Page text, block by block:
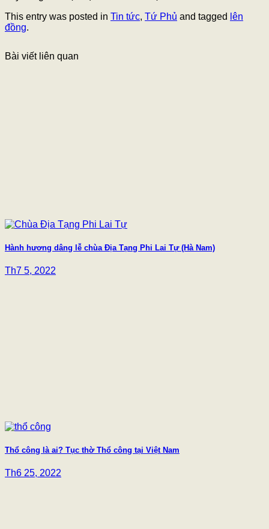
This entry was posted in Tin tức, Tứ Phủ and tagged lên
đồng.
Bài viết liên quan
Hành hương dâng lễ chùa Địa Tạng Phi Lai Tự (Hà Nam)
Th7 5, 2022
Thổ công là ai? Tục thờ Thổ công tại Việt Nam
Th6 25, 2022